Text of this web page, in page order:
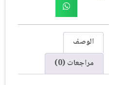
الوصف
مراجعات (0)